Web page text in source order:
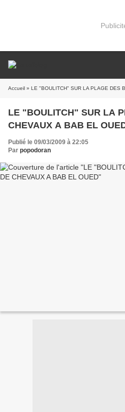
Accueil » LE "BOULITCH" SUR LA PLAGE DES
LE "BOULITCH" SUR LA
CHEVAUX A BAB EL
Publié le 09/03/2009 à 22:05
Par popodoran